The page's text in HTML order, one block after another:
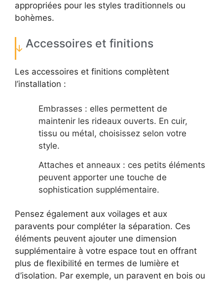
appropriées pour les styles traditionnels ou
bohèmes.
Accessoires et finitions
Les accessoires et finitions complètent
l’installation :
Embrasses : elles permettent de
maintenir les rideaux ouverts. En cuir,
tissu ou métal, choisissez selon votre
style.
Attaches et anneaux : ces petits éléments
peuvent apporter une touche de
sophistication supplémentaire.
Pensez également aux voilages et aux
paravents pour compléter la séparation. Ces
éléments peuvent ajouter une dimension
supplémentaire à votre espace tout en offrant
plus de flexibilité en termes de lumière et
d’isolation. Par exemple, un paravent en bois ou